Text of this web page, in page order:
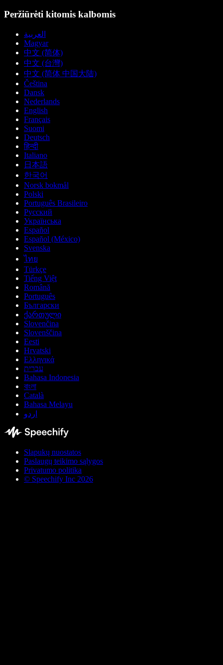
Peržiūrėti kitomis kalbomis
العربية
Magyar
中文 (简体)
中文 (台灣)
中文 (简体 中国大陆)
Čeština
Dansk
Nederlands
English
Français
Suomi
Deutsch
हिन्दी
Italiano
日本語
한국어
Norsk bokmål
Polski
Português Brasileiro
Русский
Українська
Español
Español (México)
Svenska
ไทย
Türkçe
Tiếng Việt
Română
Português
Български
ქართული
Slovenčina
Slovenščina
Eesti
Hrvatski
Ελληνικά
עברית
Bahasa Indonesia
বাংলা
Català
Bahasa Melayu
اردو
Slapukų nuostatos
Paslaugų teikimo sąlygos
Privatumo politika
© Speechify Inc 2026